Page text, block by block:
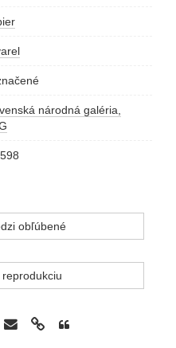
národná galéria,
obľúbené